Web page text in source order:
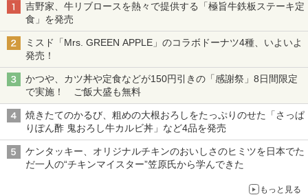
吉野家、牛リブロースを熱々で提供する「極旨牛鉄板ステーキ定
食」を発売
ミスド「Mrs. GREEN APPLE」のコラボドーナツ4種、いよいよ
発売！
かつや、カツ丼や定食などが150円引きの「感謝祭」8日間限定
で実施！ ご飯大盛も無料
焼きたてのかるび、粗めの大根おろしをたっぷりのせた「さっぱ
りぽん酢 鬼おろし牛カルビ丼」など4品を発売
ケンタッキー、オリジナルチキンのおいしさのヒミツを日本でた
だ一人の“チキンマイスター”笠原氏から学んできた
もっと見る